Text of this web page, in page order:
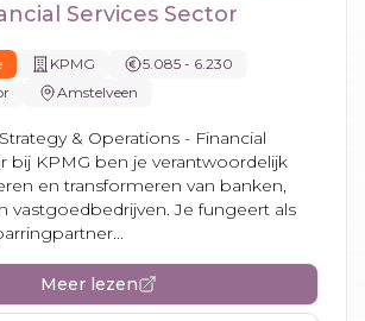
Services Sector
KPMG
5.085 - 6.230
Amstelveen
& Operations - Financial
bij KPMG ben je verantwoordelijk
en transformeren van banken,
vastgoedbedrijven. Je fungeert als
Meer lezen